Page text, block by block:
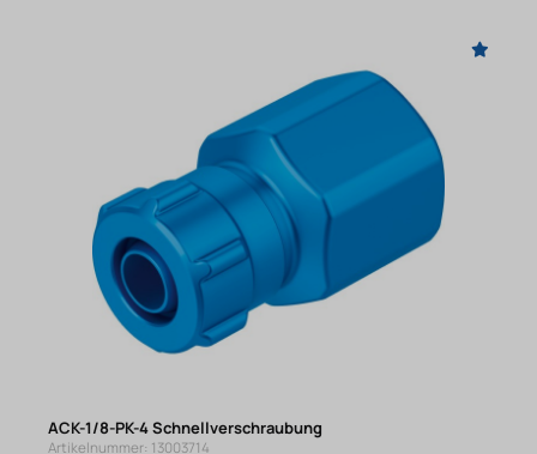
ACK-1/8-PK-4 Schnellverschraubung
Artikelnummer: 13003714